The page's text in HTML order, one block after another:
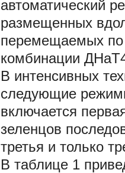
автоматический
размещенных
перемещаемых по
комбинации
В интенсивных
следующие
включается
зеленцов
третья и только
В таблице 1